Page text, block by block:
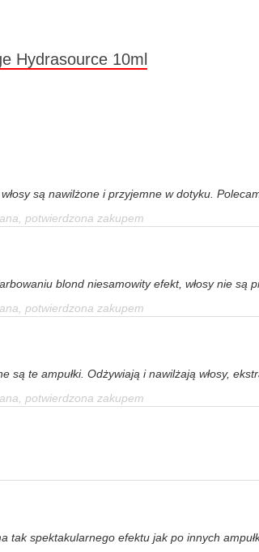
Hydrasource 10ml
są nawilżone i przyjemne w dotyku.
potwierdzona zakupem
blond niesamowity efekt, włosy nie są
potwierdzona zakupem
są te ampułki. Odżywiają i nawilżają włosy,
potwierdzona zakupem
tak spektakularnego efektu jak po innych